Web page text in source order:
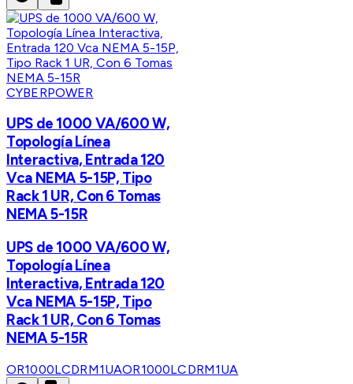
CYBERPOWER
UPS de 1000 VA/600 W,
Topología Línea
Interactiva, Entrada 120
Vca NEMA 5-15P, Tipo
Rack 1 UR, Con 6 Tomas
NEMA 5-15R
UPS de 1000 VA/600 W,
Topología Línea
Interactiva, Entrada 120
Vca NEMA 5-15P, Tipo
Rack 1 UR, Con 6 Tomas
NEMA 5-15R
OR1000LCDRM1UAOR1000LCDRM1UA